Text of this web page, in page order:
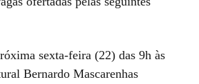
sexta-feira (22) das 9h às
Bernardo Mascarenhas